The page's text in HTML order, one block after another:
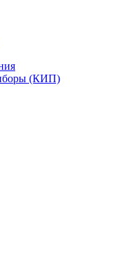
(КИП)